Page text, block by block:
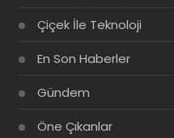
Çiçek İle Teknoloji
En Son Haberler
Gündem
Öne Çıkanlar